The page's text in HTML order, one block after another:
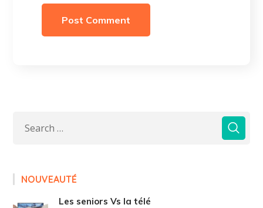
NOUVEAUTÉ
Les seniors Vs la télé